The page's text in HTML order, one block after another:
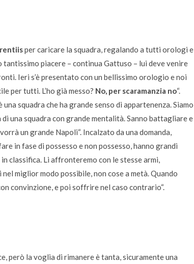
per caricare la squadra, regalando a tutti orologi e
tantissimo piacere – continua Gattuso – lui deve venire
Ieri s’è presentato con un bellissimo orologio e noi
per tutti. L’ho già messo? No, per scaramanzia no“.
una squadra che ha grande senso di appartenenza. Siamo
una squadra con grande mentalità. Sanno battagliare e
un grande Napoli“. Incalzato da una domanda,
in fase di possesso e non possesso, hanno grandi
in classifica. Li affronteremo con le stesse armi,
miglior modo possibile, non cose a metà. Quando
convinzione, e poi soffrire nel caso contrario“.
però la voglia di rimanere è tanta, sicuramente una